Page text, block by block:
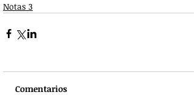
Notas 3
Comentarios